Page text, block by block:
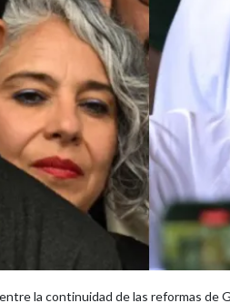
la continuidad de las reformas